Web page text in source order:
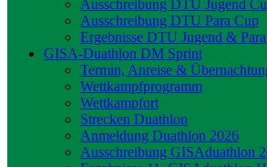
Ausschreibung DTU Jugend
Ausschreibung DTU Para Cup
Ergebnisse DTU Jugend &
GISA-Duathlon DM Sprint
Termin, Anreise &
Wettkampfprogramm
Wettkampfort
Strecken Duathlon
Anmeldung Duathlon 2026
Ausschreibung GISAduathlon